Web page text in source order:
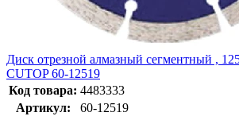
Диск отрезной алмазный сегментный ,
CUTOP 60-12519
Код товара: 4483333
Артикул:
60-12519